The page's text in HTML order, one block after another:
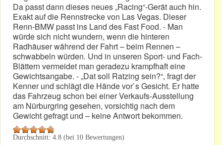
Da passt dann dieses neues „Racing“-Gerät auch hin.
Exakt auf die Rennstrecke von Las Vegas. Dieser
Renn-BMW passt ins Land des Fast Food. - Man
würde sich nicht wundern, wenn die hinteren
Radhäuser während der Fahrt – beim Rennen –
schwabbeln würden. Und in unseren Sport- und Fach-
Blättern vermeidet man geradezu krampfhaft eine
Gewichtsangabe. - „Dat soll Ratzing sein?“, fragt der
Kenner und schlägt die Hände vor`s Gesicht. Er hatte
das Fahrzeug schon bei einer Verkaufs-Ausstellung
am Nürburgring gesehen, vorsichtig nach dem
Gewicht gefragt und – keine Antwort bekommen.
Durchschnitt: 4.8 (bei 10 Bewertungen)